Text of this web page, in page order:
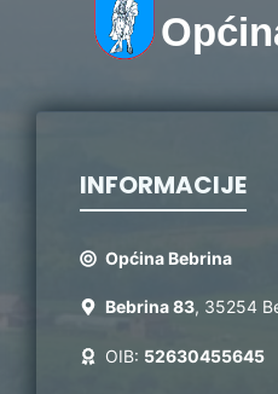
INFORMACIJE
Općina Bebrina
Bebrina 83, 35254
OIB: 52630455645